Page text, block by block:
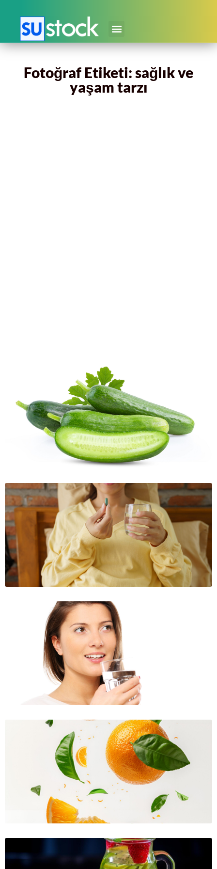
Fotoğraf Etiketi: sağlık ve
yaşam tarzı